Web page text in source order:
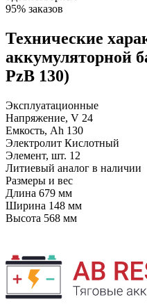
95% заказов
Технические
аккумуляторной
PzB 130)
Эксплуатационные
Напряжение, V 24
Емкость, Ah 130
Электролит Кислотный
Элемент, шт. 12
Литиевый аналог в наличии
Размеры и вес
Длина 679 мм
Ширина 148 мм
Высота 568 мм